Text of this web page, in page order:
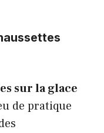
sur la glace
de pratique